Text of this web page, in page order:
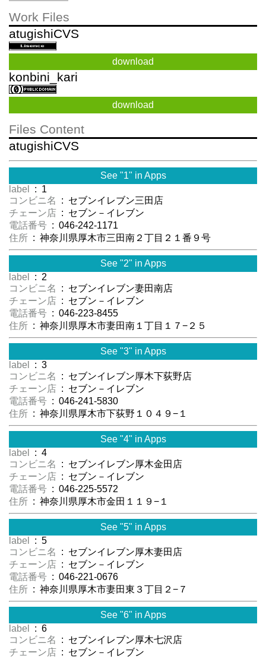
Work Files
atugishiCVS
download
konbini_kari
download
Files Content
atugishiCVS
See "1" in Apps
label
: 1
コンビニ名
: セブンイレブン三田店
チェーン店 : セブン－イレブン
電話番号 : 046-242-1171
住所 : 神奈川県厚木市三田南２丁目２１番９号
See "2" in Apps
label
: 2
コンビニ名
: セブンイレブン妻田南店
チェーン店 : セブン－イレブン
電話番号 : 046-223-8455
住所 : 神奈川県厚木市妻田南１丁目１７−２５
See "3" in Apps
label
: 3
コンビニ名
: セブンイレブン厚木下荻野店
チェーン店 : セブン－イレブン
電話番号 : 046-241-5830
住所 : 神奈川県厚木市下荻野１０４９−１
See "4" in Apps
label
: 4
コンビニ名
: セブンイレブン厚木金田店
チェーン店 : セブン－イレブン
電話番号 : 046-225-5572
住所 : 神奈川県厚木市金田１１９−１
See "5" in Apps
label
: 5
コンビニ名
: セブンイレブン厚木妻田店
チェーン店 : セブン－イレブン
電話番号 : 046-221-0676
住所 : 神奈川県厚木市妻田東３丁目２−７
See "6" in Apps
label
: 6
コンビニ名
: セブンイレブン厚木七沢店
チェーン店 : セブン－イレブン